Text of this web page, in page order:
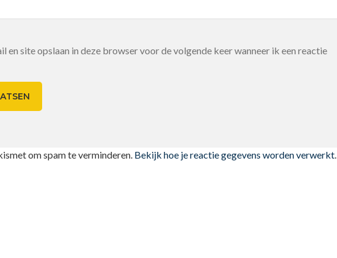
en site opslaan in deze browser voor de volgende keer wanneer ik een reactie
om spam te verminderen. Bekijk hoe je reactie gegevens worden verwerkt.